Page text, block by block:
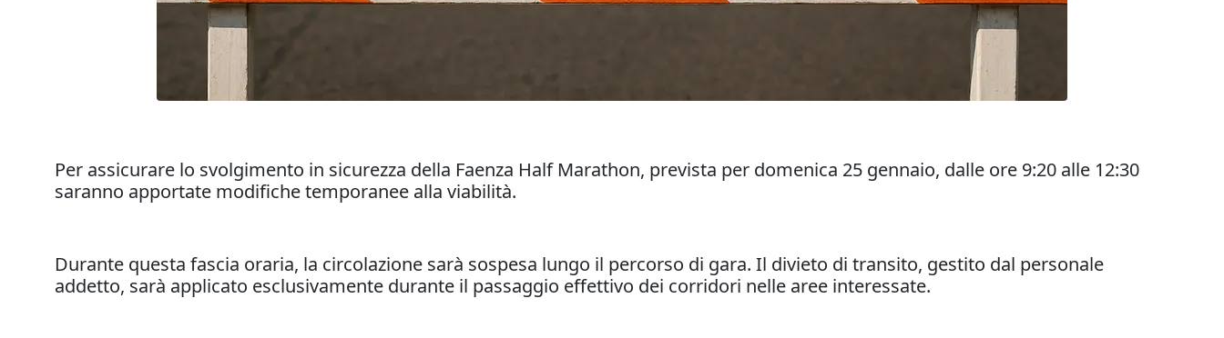
Per assicurare lo svolgimento in sicurezza della Faenza Half Marathon, prevista per domenica 25 gennaio, dalle ore 9:20 alle 12:30
saranno apportate modifiche temporanee alla viabilità.
Durante questa fascia oraria, la circolazione sarà sospesa lungo il percorso di gara. Il divieto di transito, gestito dal personale
addetto, sarà applicato esclusivamente durante il passaggio effettivo dei corridori nelle aree interessate.